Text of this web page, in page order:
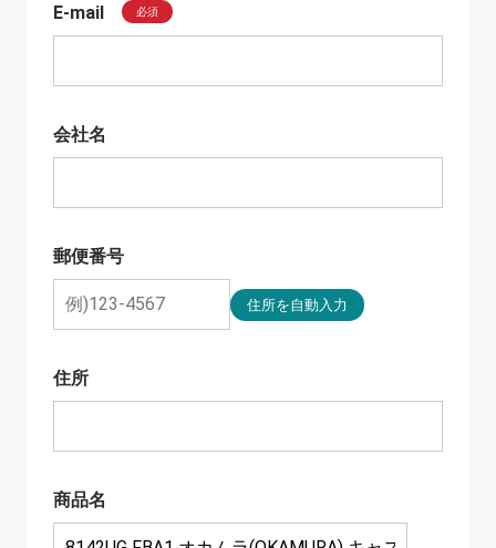
E-mail 必須
会社名
郵便番号
住所
商品名